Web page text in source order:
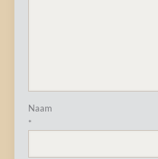
Naam
*